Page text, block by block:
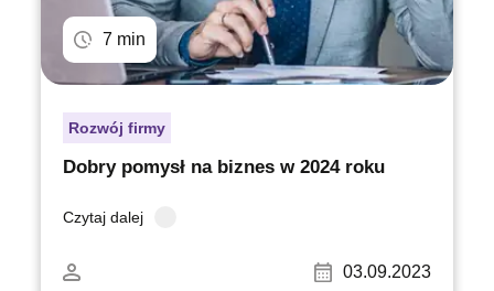
7 min
Rozwój firmy
Dobry pomysł na biznes w 2024 roku
Czytaj dalej
03.09.2023